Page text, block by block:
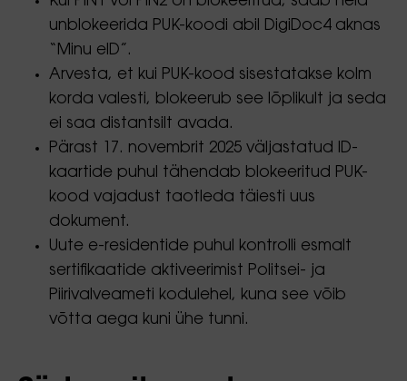
unblokeerida PUK-koodi abil DigiDoc4 aknas
“Minu eID”.
Arvesta, et kui PUK-kood sisestatakse kolm
korda valesti, blokeerub see lõplikult ja seda
ei saa distantsilt avada.
Pärast 17. novembrit 2025 väljastatud ID-
kaartide puhul tähendab blokeeritud PUK-
kood vajadust taotleda täiesti uus
dokument.
Uute e-residentide puhul kontrolli esmalt
sertifikaatide aktiveerimist Politsei- ja
Piirivalveameti kodulehel, kuna see võib
võtta aega kuni ühe tunni.